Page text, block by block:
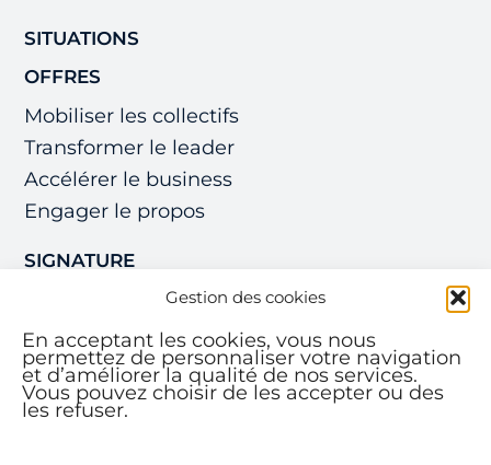
Gestion des cookies
En acceptant les cookies, vous nous
permettez de personnaliser votre navigation
et d’améliorer la qualité de nos services.
Vous pouvez choisir de les accepter ou des
les refuser.
SITUATIONS
OFFRES
Mobiliser les collectifs
Transformer le leader
Accélérer le business
Engager le propos
SIGNATURE
RESSOURCES
À PROPOS
CONTACT